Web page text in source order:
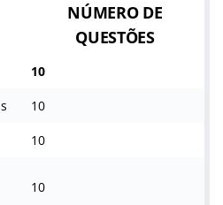
NÚMERO DE
QUESTÕES
10
10
10
10